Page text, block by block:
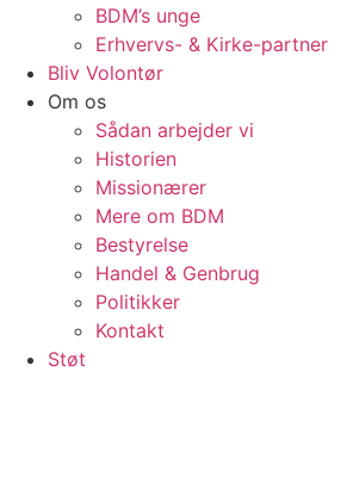
BDM’s unge
Erhvervs- & Kirke-partner
Bliv Volontør
Om os
Sådan arbejder vi
Historien
Missionærer
Mere om BDM
Bestyrelse
Handel & Genbrug
Politikker
Kontakt
Støt